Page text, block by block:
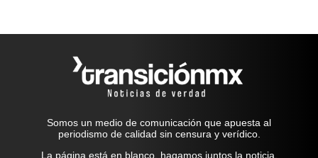
Somos un medio de comunicación que apuesta al
periodismo de calidad sin censura y verídico.
La página está en blanco, hagamos juntos la noticia.